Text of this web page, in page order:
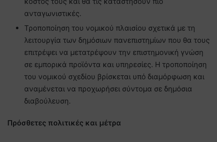
ανταγωνιστικές.
Τροποποίηση του νομικού πλαισίου σχετικά με τη
λειτουργία των δημόσιων πανεπιστημίων που θα τους
επιτρέψει να μετατρέψουν την επιστημονική γνώση
σε εμπορικά προϊόντα και υπηρεσίες. Η τροποποίηση
του νομικού σχεδίου βρίσκεται υπό διαμόρφωση και
αναμένεται να προχωρήσει σύντομα σε δημόσια
διαβούλευση.
Πρόσθετες πολιτικές και μέτρα